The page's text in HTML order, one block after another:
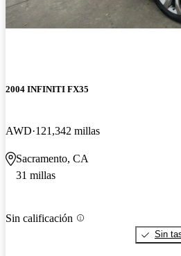
2004 INFINITI FX35
AWD 121,342 millas
Sacramento, CA
31 millas
Sin calificación
Sin